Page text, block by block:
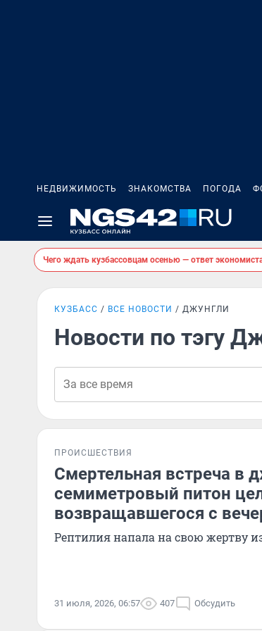
НЕДВИЖИМОСТЬ ЗНАКОМСТВА ПОГОДА
Чего ждать кузбассовцам осенью — ответ
КУЗБАСС ВСЕ НОВОСТИ ДЖУНГЛИ
Новости по тэгу
ПРОИСШЕСТВИЯ
Смертельная встреча в
семиметровый питон
возвращавшегося с
Рептилия напала на свою жертву
31 июля, 2026, 06:57 407 Обсудить